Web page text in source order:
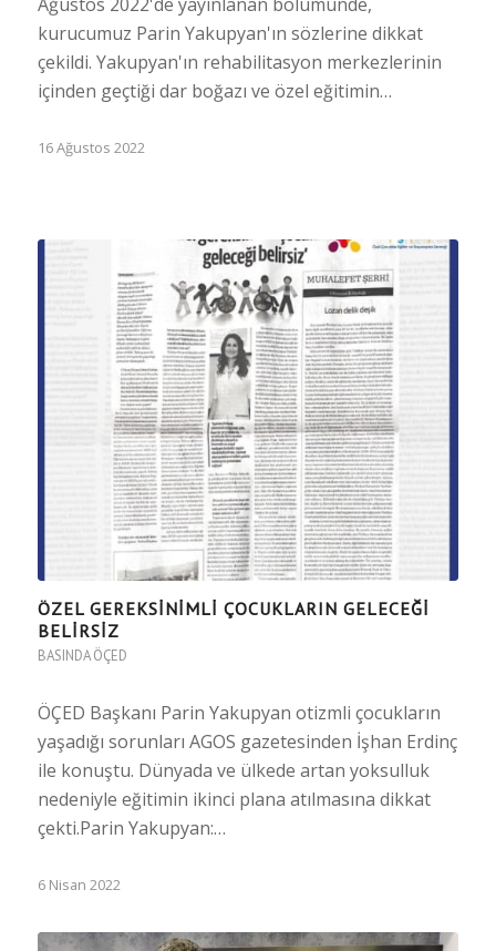
kurucumuz Parin Yakupyan'ın sözlerine dikkat
çekildi. Yakupyan'ın rehabilitasyon merkezlerinin
içinden geçtiği dar boğazı ve özel eğitimin…
16 Ağustos 2022
ÖZEL GEREKSINIMLI ÇOCUKLARIN GELECEĞI
BELIRSIZ
BASINDA ÖÇED
ÖÇED Başkanı Parin Yakupyan otizmli çocukların
yaşadığı sorunları AGOS gazetesinden İşhan Erdinç
ile konuştu. Dünyada ve ülkede artan yoksulluk
nedeniyle eğitimin ikinci plana atılmasına dikkat
çekti.Parin Yakupyan:…
6 Nisan 2022